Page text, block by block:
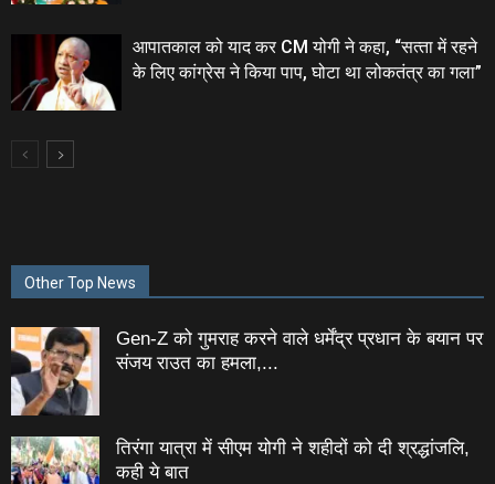
आपातकाल को याद कर CM योगी ने कहा, “सत्‍ता में रहने
के लिए कांग्रेस ने किया पाप, घोटा था लोकतंत्र का गला”
Other Top News
Gen-Z को गुमराह करने वाले धर्मेंद्र प्रधान के बयान पर
संजय राउत का हमला,...
तिरंगा यात्रा में सीएम योगी ने शहीदों को दी श्रद्धांजलि,
कही ये बात